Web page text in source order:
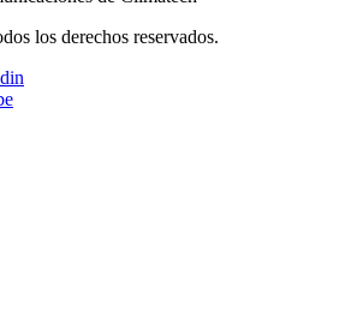
los derechos reservados.